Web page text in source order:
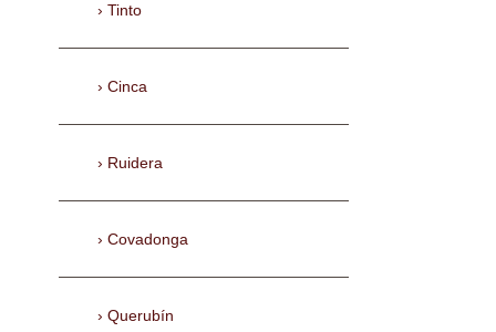
Tinto
Cinca
Ruidera
Covadonga
Querubín